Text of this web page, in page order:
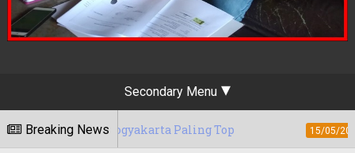
Secondary Menu
Breaking News
Yogyakarta Paling Top 15/05/2020 Berapa